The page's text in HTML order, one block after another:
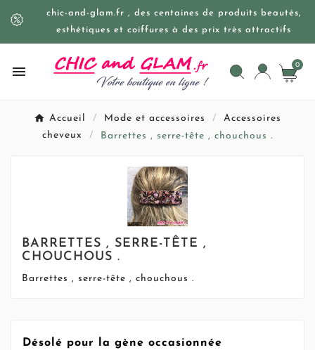
chic-and-glam.fr , des centaines de produits beautés,
esthétiques et coiffures à des prix très attractifs
 0
Accueil Mode et accessoires
Accessoires
cheveux
Barrettes , serre-tête , chouchous .
BARRETTES , SERRE-TÊTE ,
CHOUCHOUS .
Barrettes , serre-tête , chouchous .
Désolé pour la gène occasionnée